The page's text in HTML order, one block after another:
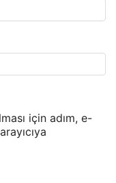
için adım, e-